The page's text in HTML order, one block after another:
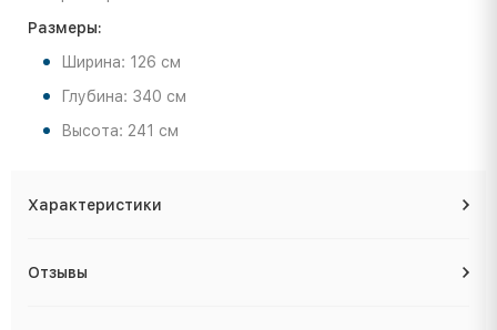
Размеры:
Ширина: 126 см
Глубина: 340 см
Высота: 241 см
Характеристики
Отзывы